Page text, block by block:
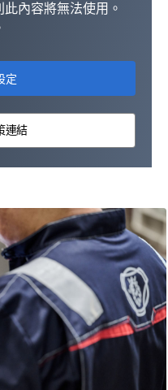
內容將無法使用。
定
連結